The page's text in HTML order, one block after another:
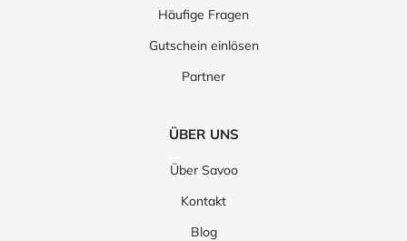
Häufige Fragen
Gutschein einlösen
Partner
ÜBER UNS
Über Savoo
Kontakt
Blog